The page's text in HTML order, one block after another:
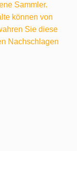
Sammler.
können von
Sie diese
Nachschlagen